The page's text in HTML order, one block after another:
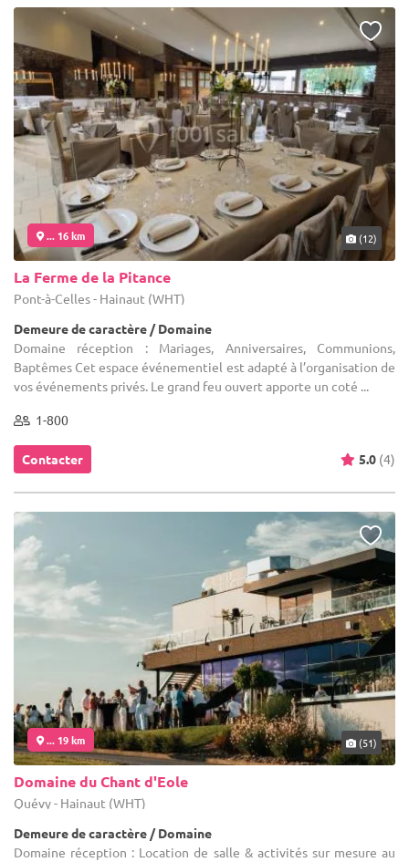
... 16 km (12)
La Ferme de la Pitance
Pont-à-Celles - Hainaut (WHT)
Demeure de caractère / Domaine
Domaine réception : Mariages, Anniversaires, Communions,
Baptêmes Cet espace événementiel est adapté à l’organisation de
vos événements privés. Le grand feu ouvert apporte un coté ...
1-800
Contacter 5.0 (4)
... 19 km (51)
Domaine du Chant d'Eole
Quévy - Hainaut (WHT)
Demeure de caractère / Domaine
Domaine réception : Location de salle & activités sur mesure au